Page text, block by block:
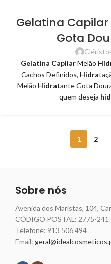
Gelatina
Gota
Gelatina CapilarMelão
Cachos Definidos, Hidra
Melão Hidratante Gota
quem deseja
1 2
Sobre nós
Avenida dos Maristas, 104,
CÓDIGO POSTAL: 2775-241
Telefone: 913 506 494
Email: